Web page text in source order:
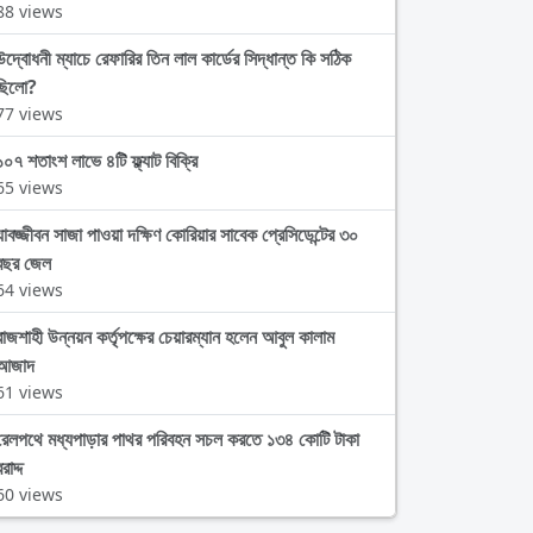
views
ম্যাচে রেফারির তিন লাল কার্ডের সিদ্ধান্ত কি সঠিক
views
শতাংশ লাভে ৪টি ফ্ল্যাট বিক্রি
views
সাজা পাওয়া দক্ষিণ কোরিয়ার সাবেক প্রেসিডেন্টের ৩০
জেল
views
উন্নয়ন কর্তৃপক্ষের চেয়ারম্যান হলেন আবুল কালাম
views
মধ্যপাড়ার পাথর পরিবহন সচল করতে ১৩৪ কোটি টাকা
views